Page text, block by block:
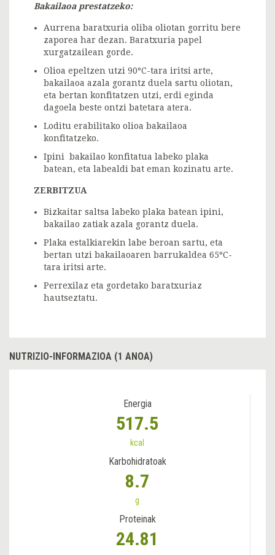
Bakailaoa prestatzeko:
Aurrena baratxuria oliba oliotan gorritu bere
zaporea har dezan. Baratxuria papel
xurgatzailean gorde.
Olioa epeltzen utzi 90ºC-tara iritsi arte,
bakailaoa azala gorantz duela sartu oliotan,
eta bertan konfitatzen utzi, erdi eginda
dagoela beste ontzi batetara atera.
Loditu erabilitako olioa bakailaoa
konfitatzeko.
Ipini bakailao konfitatua labeko plaka
batean, eta labealdi bat eman kozinatu arte.
ZERBITZUA
Bizkaitar saltsa labeko plaka batean ipini,
bakailao zatiak azala gorantz duela.
Plaka estalkiarekin labe beroan sartu, eta
bertan utzi bakailaoaren barrukaldea 65ºC-
tara iritsi arte.
Perrexilaz eta gordetako baratxuriaz
hautseztatu.
NUTRIZIO-INFORMAZIOA (1 ANOA)
Energia
517.5
kcal
Karbohidratoak
8.7
g
Proteinak
24.81